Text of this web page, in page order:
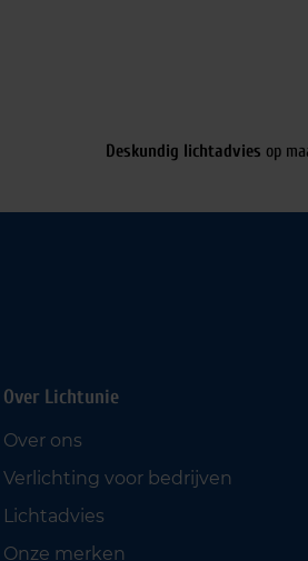
Deskundig lichtadvies op
Over Lichtunie
Over ons
Verlichting voor bedrijven
Lichtadvies
Onze merken